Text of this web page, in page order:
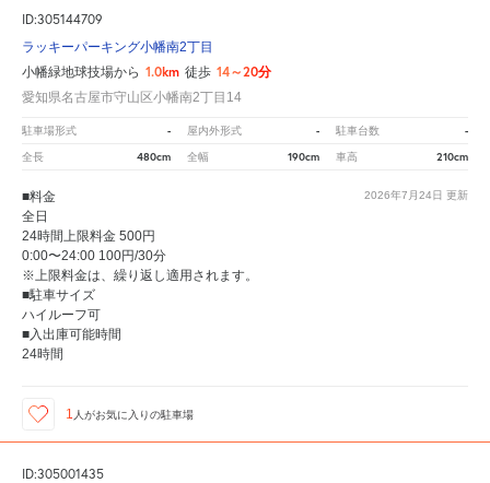
ID:305144709
ラッキーパーキング小幡南2丁目
小幡緑地球技場から 1.0km 徒歩 14～20分
愛知県名古屋市守山区小幡南2丁目14
駐車場形式 - 屋内外形式 - 駐車台数 -
全長 480cm 全幅 190cm 車高 210cm
2026年7月24日 更新
■料金
全日
24時間上限料金 500円
0:00〜24:00 100円/30分
※上限料金は、繰り返し適用されます。
■駐車サイズ
ハイルーフ可
■入出庫可能時間
24時間
1 人がお気に入りの駐車場
ID:305001435